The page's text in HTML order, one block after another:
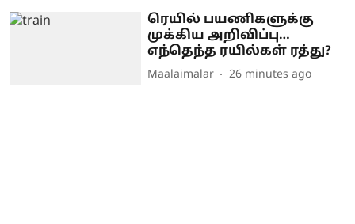
ரெயில் பயணிகளுக்கு
முக்கிய அறிவிப்பு…
எந்தெந்த ரயில்கள் ரத்து?
Maalaimalar 26 minutes ago